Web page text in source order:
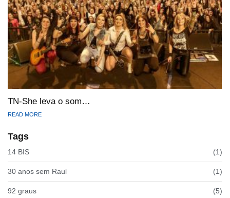
TN-She leva o som…
READ MORE
Tags
14 BIS (1)
30 anos sem Raul (1)
92 graus (5)